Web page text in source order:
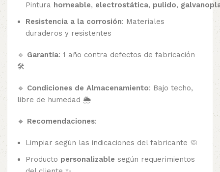
Pintura horneable, electrostática, pulido,
Resistencia a la corrosión: Materiales
duraderos y resistentes
🔹 Garantía: 1 año contra defectos de fabricación
🛠️
🔹 Condiciones de Almacenamiento: Bajo techo,
libre de humedad 🌦️
🔹 Recomendaciones:
Limpiar según las indicaciones del fabricante 🧼
Producto personalizable según requerimientos